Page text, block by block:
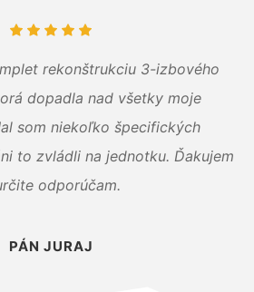
rekonštrukciu 3-izbového
dopadla nad všetky moje
som niekoľko špecifických
to zvládli na jednotku. Ďakujem
odporúčam.
PÁN JURAJ